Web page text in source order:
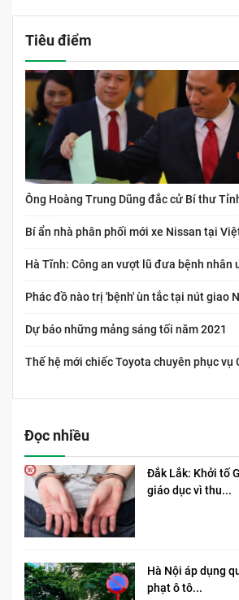
Tiêu điểm
Ông Hoàng Trung Dũng đắc cử Bí thư
Bí ẩn nhà phân phối mới xe Nissan tại
Hà Tĩnh: Công an vượt lũ đưa bệnh nhân
Phác đồ nào trị 'bệnh' ùn tắc tại nút giao
Dự báo những mảng sáng tối năm 2021
Thế hệ mới chiếc Toyota chuyên phục vụ
Đọc nhiều
Đắk Lắk: Khởi tố
giáo dục vì thu...
Hà Nội áp dụng
phạt ô tô...